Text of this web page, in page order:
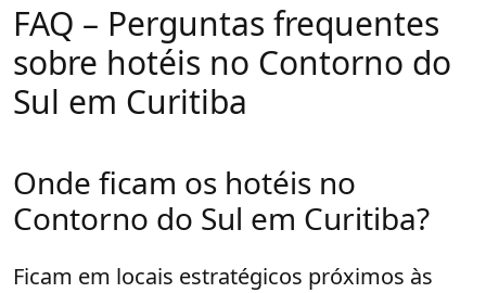
FAQ – Perguntas frequentes
sobre hotéis no Contorno do
Sul em Curitiba
Onde ficam os hotéis no
Contorno do Sul em Curitiba?
Ficam em locais estratégicos próximos às